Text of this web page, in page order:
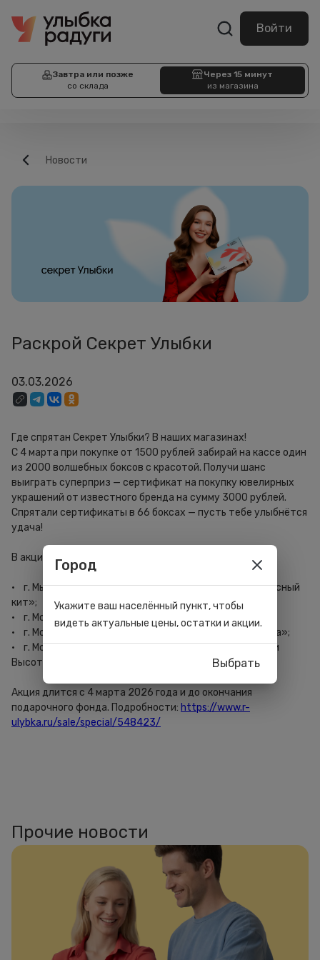
Войти
Завтра или позже
со склада
Через 15 минут
из магазина
Новости
Раскрой Секрет Улыбки
03.03.2026
Где спрятан Секрет Улыбки? В наших магазинах!
С 4 марта при покупке от 1500 рублей забирай на кассе один
из 2000 волшебных боксов с красотой. Получи шанс
выиграть суперприз — сертификат на покупку ювелирных
украшений от известного бренда на сумму 3000 рублей.
Спрятали сертификаты в 66 боксах — пусть тебе улыбнётся
удача!
В акции участвуют 4 магазина Улыбки:
· г. Мытищи, Шараповский проезд, вл2, стр.3, ТЦ «Красный
кит»;
· г. Москва, Планерная улица, 7, ТЦ «Планерная»;
· г. Москва, Шереметьевская ул. 6 к1, ТЦ «Райкин Плаза»;
· г. Москва, Юных Ленинцев ул. 52, ТЦ «Место встречи
Высота».
Акция длится с 4 марта 2026 года и до окончания
подарочного фонда. Подробности: https://www.r-
ulybka.ru/sale/special/548423/
Прочие новости
Город
Укажите ваш населённый пункт, чтобы
видеть актуальные цены, остатки и акции.
Выбрать